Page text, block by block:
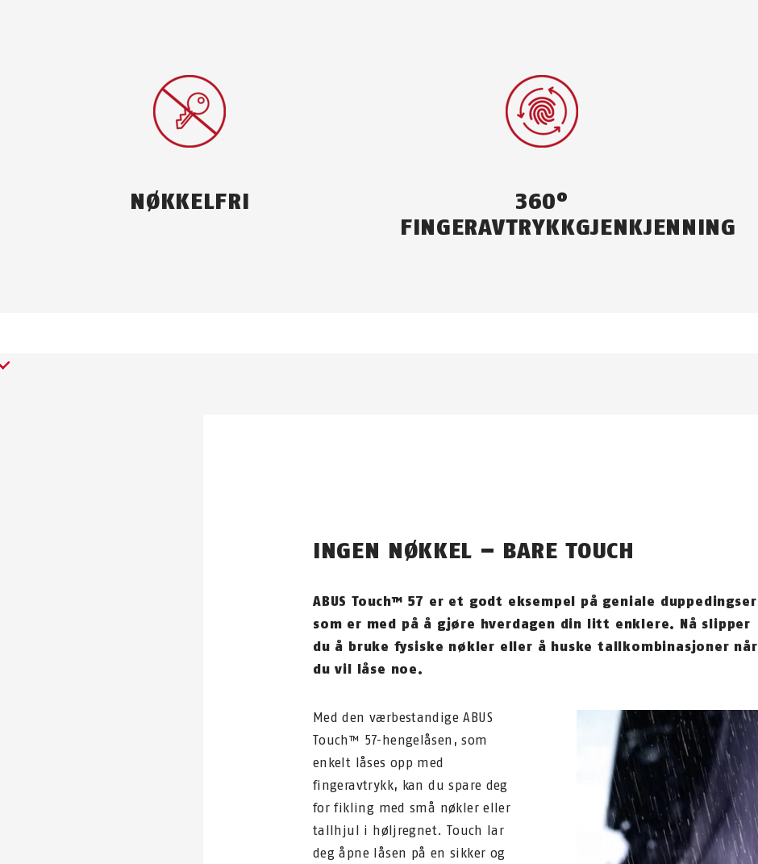
NØKKELFRI
360°
FINGERAVTRYKKGJENKJENNING
INGEN NØKKEL – BARE TOUCH
ABUS Touch™ 57 er et godt eksempel på geniale duppedingser
som er med på å gjøre hverdagen din litt enklere. Nå slipper
du å bruke fysiske nøkler eller å huske tallkombinasjoner når
du vil låse noe.
Med den værbestandige ABUS
Touch™ 57-hengelåsen, som
enkelt låses opp med
fingeravtrykk, kan du spare deg
for fikling med små nøkler eller
tallhjul i høljregnet. Touch lar
deg åpne låsen på en sikker og